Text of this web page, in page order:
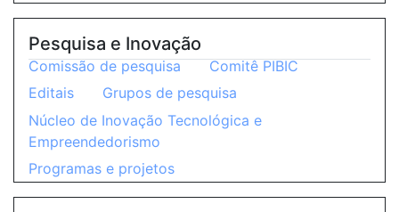
Pesquisa e Inovação
Comissão de pesquisa
Comitê PIBIC
Editais
Grupos de pesquisa
Núcleo de Inovação Tecnológica e
Empreendedorismo
Programas e projetos